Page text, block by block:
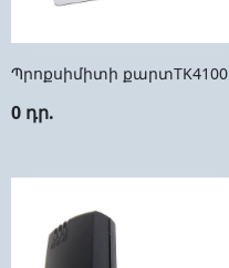
Պրոքսիմիտի քարտTK4100
0 դր.